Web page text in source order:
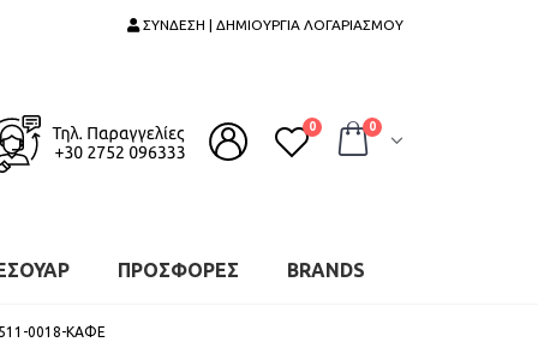
ΣΥΝΔΕΣΗ | ΔΗΜΙΟΥΡΓΙΑ ΛΟΓΑΡΙΑΣΜΟΥ
0 0
ΠΡΟΣΦΟΡΕΣ BRANDS
0018-ΚΑΦΕ